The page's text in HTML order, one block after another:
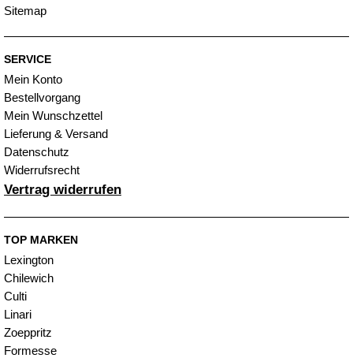
Sitemap
SERVICE
Mein Konto
Bestellvorgang
Mein Wunschzettel
Lieferung & Versand
Datenschutz
Widerrufsrecht
Vertrag widerrufen
TOP MARKEN
Lexington
Chilewich
Culti
Linari
Zoeppritz
Formesse